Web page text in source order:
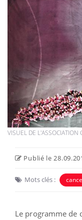
VISUEL DE L'ASSOCIATION
Publié le
Mots clés :
Le programme de